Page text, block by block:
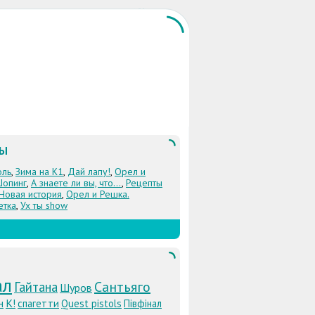
, Зима на К1, Дай лапу!, Орел и
, А знаете ли вы, что..., Рецепты
история, Орел и Решка.
, Ух ты show
Гайтана Шуров Сантьяго
К! спагетти Quest pistols Півфінал